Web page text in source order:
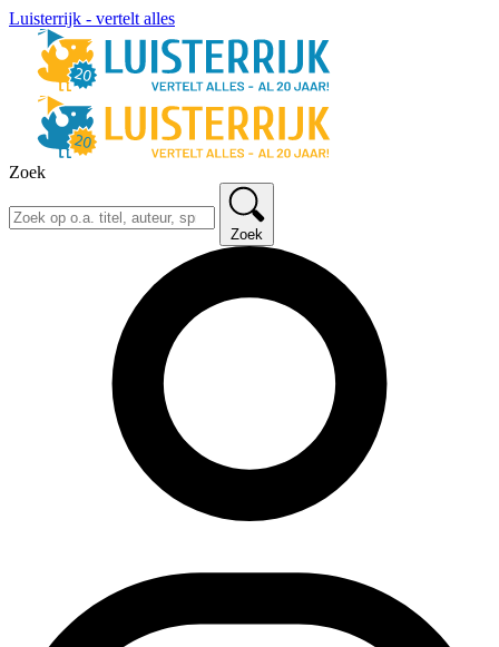
Luisterrijk - vertelt alles
Zoek
Zoek